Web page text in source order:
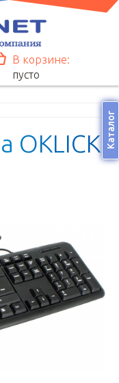
В корзине:
пусто
Каталог
а OKLICK